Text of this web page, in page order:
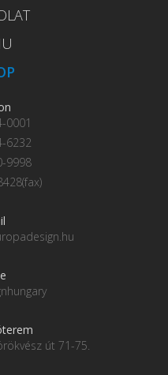
0001
6232
9998
út 71-75.